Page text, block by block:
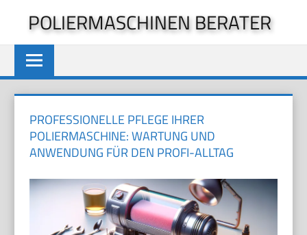
springen
POLIERMASCHINEN BERATER
PROFESSIONELLE PFLEGE IHRER
POLIERMASCHINE: WARTUNG UND
ANWENDUNG FÜR DEN PROFI-ALLTAG